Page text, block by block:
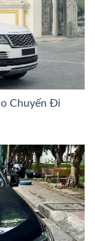
Chuyến Đi